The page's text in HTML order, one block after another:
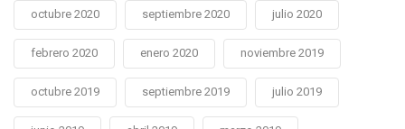
octubre 2020 septiembre 2020 julio 2020
febrero 2020 enero 2020 noviembre 2019
octubre 2019 septiembre 2019 julio 2019